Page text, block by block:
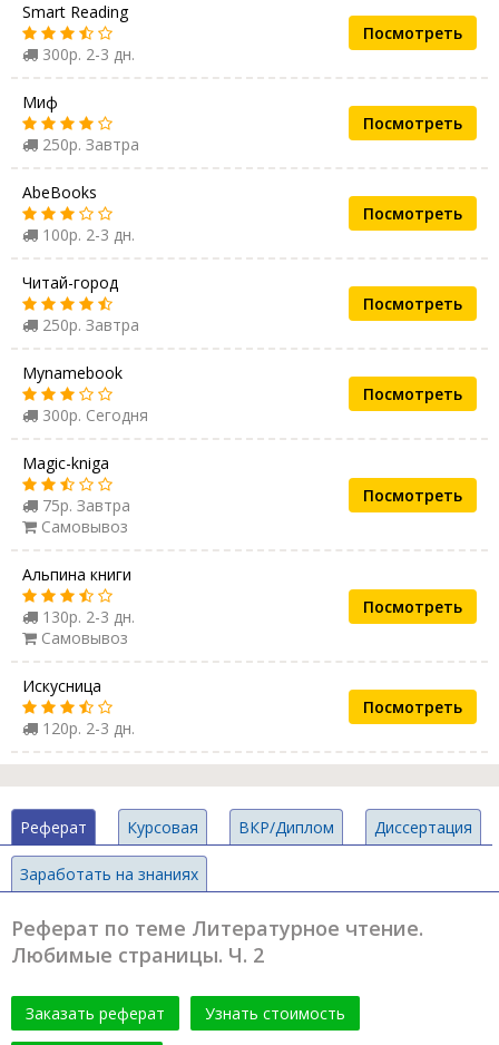
Smart Reading
300р. 2-3 дн.
Посмотреть
Миф
250р. Завтра
Посмотреть
AbeBooks
100р. 2-3 дн.
Посмотреть
Читай-город
250р. Завтра
Посмотреть
Mynamebook
300р. Сегодня
Посмотреть
Magic-kniga
75р. Завтра
Самовывоз
Посмотреть
Альпина книги
130р. 2-3 дн.
Самовывоз
Посмотреть
Искусница
120р. 2-3 дн.
Посмотреть
Реферат Курсовая ВКР/Диплом Диссертация
Заработать на знаниях
Реферат по теме Литературное чтение.
Любимые страницы. Ч. 2
Заказать реферат Узнать стоимость